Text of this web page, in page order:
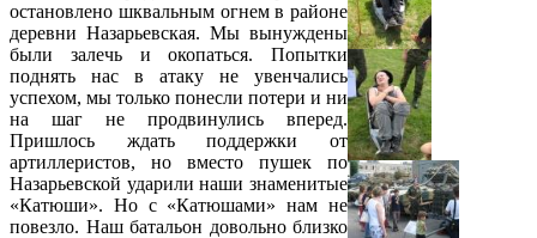
остановлено шквальным огнем в районе
деревни Назарьевская. Мы вынуждены
были залечь и окопаться. Попытки
поднять нас в атаку не увенчались
успехом, мы только понесли потери и ни
на шаг не продвинулись вперед.
Пришлось ждать поддержки от
артиллеристов, но вместо пушек по
Назарьевской ударили наши знаменитые
«Катюши». Но с «Катюшами» нам не
повезло. Наш батальон довольно близко